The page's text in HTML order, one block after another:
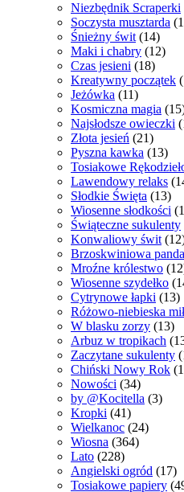
Niezbędnik Scraperki
Soczysta musztarda
Śnieżny świt (14)
Maki i chabry (12)
Czas jesieni (18)
Kreatywny początek
Jeżówka (11)
Kosmiczna magia
Najsłodsze owieczki
Złota jesień (21)
Pyszna kawka (13)
Tosiakowe
Lawendowy relaks
Słodkie Święta (13)
Wiosenne słodkości
Świąteczne sukulenty
Konwaliowy świt
Brzoskwiniowa panda
Mroźne królestwo
Wiosenne szydełko
Cytrynowe łapki (13)
Różowo-niebieska
W blasku zorzy (13)
Arbuz w tropikach
Zaczytane sukulenty
Chiński Nowy Rok
Nowości (34)
by @Kocitella (3)
Kropki (41)
Wielkanoc (24)
Wiosna (364)
Lato (228)
Angielski ogród (17)
Tosiakowe papiery